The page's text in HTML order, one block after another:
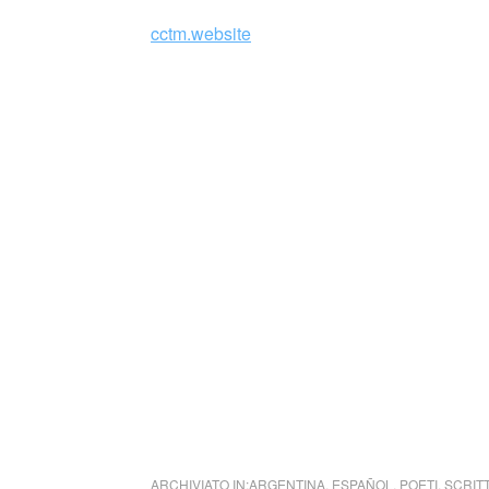
cctm.website
ARCHIVIATO IN:ARGENTINA ESPAÑOL POETI